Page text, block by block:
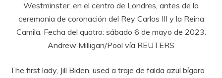
Westminster, en el centro de Londres, antes de la
ceremonia de coronación del Rey Carlos III y la Reina
Camila. Fecha del quatro: sábado 6 de mayo de 2023.
Andrew Milligan/Pool vía REUTERS
The first lady, Jill Biden, used a traje de falda azul bígaro